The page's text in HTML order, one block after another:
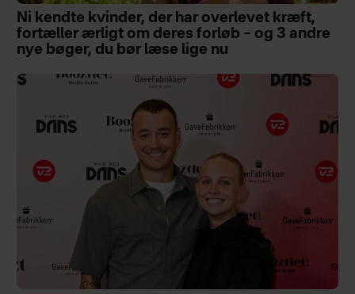
Ni kendte kvinder, der har overlevet kræft,
fortæller ærligt om deres forløb – og 3 andre
nye bøger, du bør læse lige nu